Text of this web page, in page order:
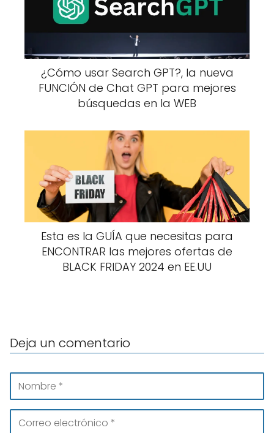
¿Cómo usar Search GPT?, la nueva
FUNCIÓN de Chat GPT para mejores
búsquedas en la WEB
Esta es la GUÍA que necesitas para
ENCONTRAR las mejores ofertas de
BLACK FRIDAY 2024 en EE.UU
Deja un comentario